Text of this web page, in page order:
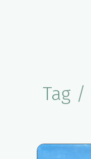
Tag /